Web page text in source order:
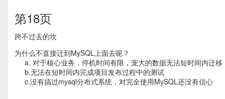
第18页
跨不过去的坎
为什么不直接迁到MySQL上面去呢？
a. 对于核心业务，停机时间有限，宠大的数据无法短时间内迁移
b.无法在短时间内完成项目发布过程中的测试
c.没有搞过mysql分布式系统，对完全使用MySQL还没有信心